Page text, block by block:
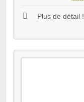
Plus de détail !